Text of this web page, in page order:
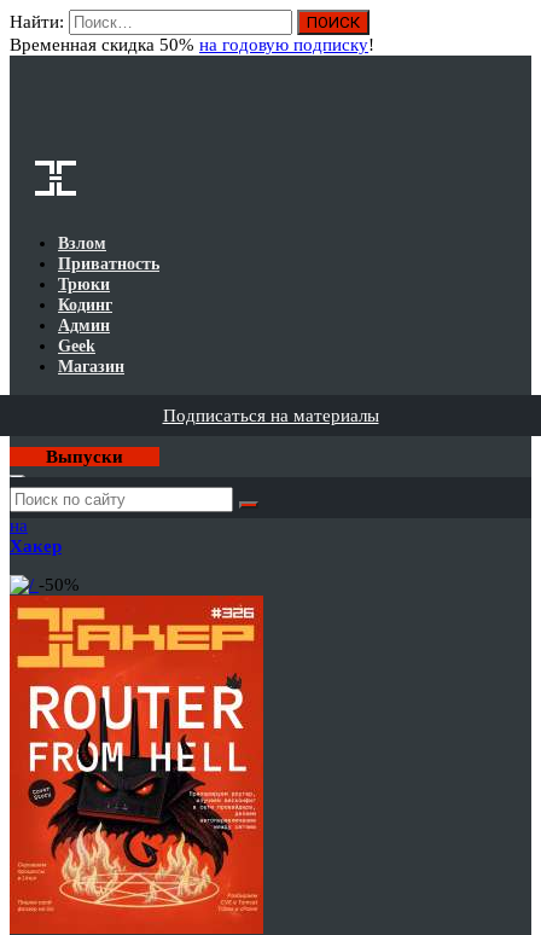
Найти:
Временная скидка 50% на годовую подписку!
Взлом
Приватность
Трюки
Кодинг
Админ
Geek
Магазин
Подписаться на материалы
Выпуски
Годовая
подписка
на
Хакер
-50%